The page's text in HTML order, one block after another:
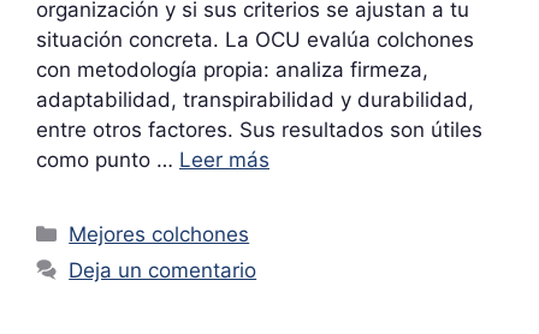
organización y si sus criterios se ajustan a tu
situación concreta. La OCU evalúa colchones
con metodología propia: analiza firmeza,
adaptabilidad, transpirabilidad y durabilidad,
entre otros factores. Sus resultados son útiles
como punto … Leer más
Categorías
Mejores colchones
Deja un comentario